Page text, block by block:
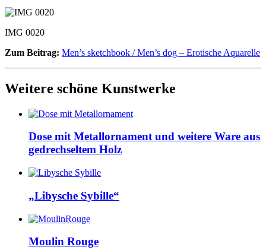
IMG 0020
Zum Beitrag: Men’s sketchbook / Men’s dog – Erotische Aquarelle
Weitere schöne Kunstwerke
Dose mit Metallornament und weitere Ware aus
gedrechseltem Holz
„Libysche Sybille“
Moulin Rouge